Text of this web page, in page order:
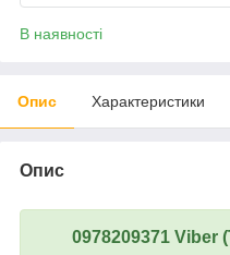
В наявності
Опис Характеристики
Опис
0978209371 Viber